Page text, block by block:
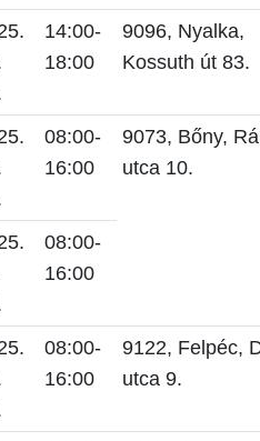
14:00-
18:00
9096, Nyalka,
Kossuth út 83.
08:00-
16:00
9073, Bőny,
utca 10.
08:00-
16:00
08:00-
16:00
9122, Felpéc,
utca 9.